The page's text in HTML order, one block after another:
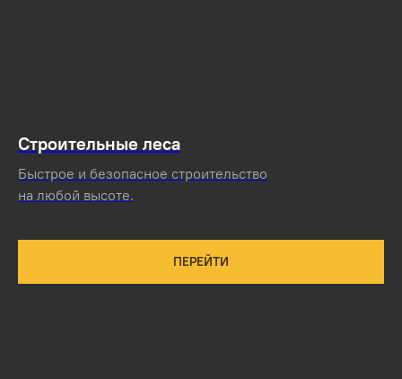
Строительные леса
Быстрое и безопасное строительство
на любой высоте.
ПЕРЕЙТИ